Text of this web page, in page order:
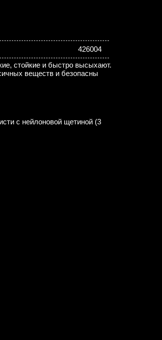
426004
стойкие и быстро высыхают.
веществ и безопасны
с нейлоновой щетиной (3